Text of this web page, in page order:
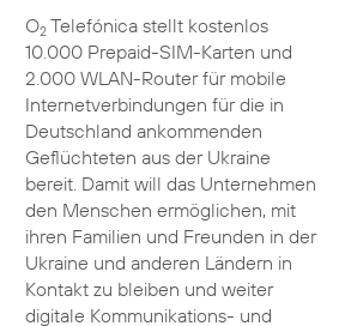
O2Telefónica stellt kostenlos
10.000 Prepaid-SIM-Karten und
2.000 WLAN-Router für mobile
Internetverbindungen für die in
Deutschland ankommenden
Geflüchteten aus der Ukraine
bereit. Damit will das Unternehmen
den Menschen ermöglichen, mit
ihren Familien und Freunden in der
Ukraine und anderen Ländern in
Kontakt zu bleiben und weiter
digitale Kommunikations- und